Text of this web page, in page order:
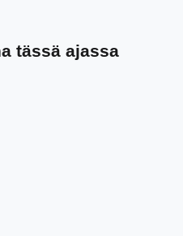
tässä ajassa